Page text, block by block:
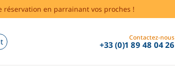
réservation en parrainant vos proches !
Contactez-nous
+33 (0)1 89 48 04 26